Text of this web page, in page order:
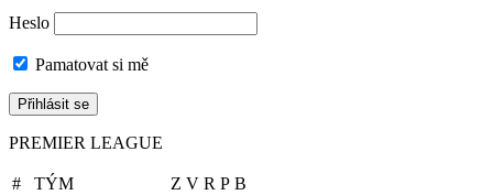
Heslo
Pamatovat si mě
PREMIER LEAGUE
# TÝM Z V R P B